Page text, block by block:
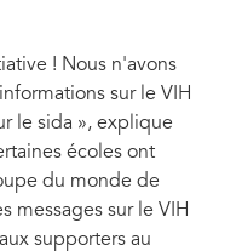
! Nous n'avons
sur le VIH
le sida », explique
écoles ont
du monde de
messages sur le VIH
supporters au